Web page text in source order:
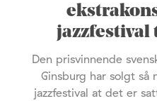
jazzfestival
Den prisvinnende
Ginsburg har solgt
jazzfestival at det er